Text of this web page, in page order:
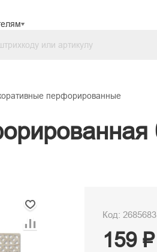
перфорированные
Код: 2685683
159 ₽